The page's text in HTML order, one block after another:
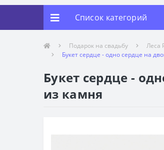
Список категорий
Подарок на свадьбу Леса
Букет сердце - одно сердце на
Букет сердце -
из камня